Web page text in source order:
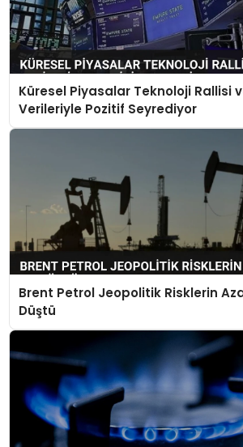
Küresel Piyasalar Teknoloji Rallisi
Verileriyle Pozitif Seyrediyor
Brent Petrol Jeopolitik Risklerin
Düştü